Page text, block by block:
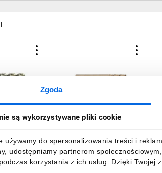
Zgoda
są wykorzystywane pliki cookie
używamy do spersonalizowania treści i
udostępniamy partnerom
korzystania z ich usług. Dzięki
HSS-G
10mm
Wiertło do metalu HSS-G
Red Cobalt 10x87/133mm
51,46 zł brutto